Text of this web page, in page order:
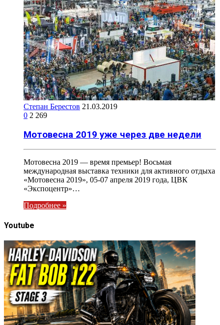
Степан Берестов 21.03.2019
0 2 269
Мотовесна 2019 уже через две недели
Мотовесна 2019 — время премьер! Восьмая
международная выставка техники для активного отдыха
«Мотовесна 2019», 05-07 апреля 2019 года, ЦВК
«Экспоцентр»…
Подробнее »
Youtube